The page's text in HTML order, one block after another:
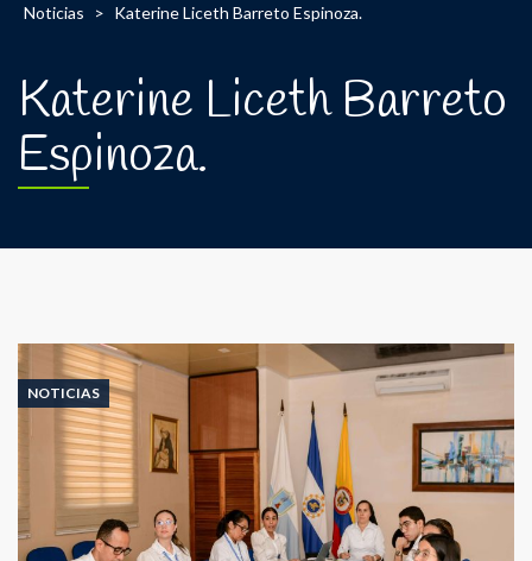
Noticias
> Katerine Liceth Barreto Espinoza.
Katerine Liceth Barreto
Espinoza.
NOTICIAS